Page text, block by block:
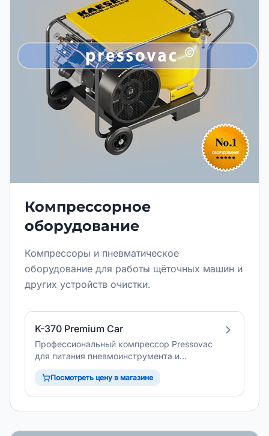
Компрессорное
оборудование
Компрессоры и пневматическое
оборудование для работы щёточных машин и
других устройств очистки.
K-370 Premium Car
Профессиональный компрессор Pressovac
для питания пневмоинструмента и
оборудования очистки вентиляции.
Посмотреть цену в магазине